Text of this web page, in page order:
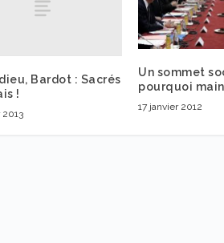
Bardot : Sacrés
!
2013
Un sommet
pourquoi
17 janvier 2012